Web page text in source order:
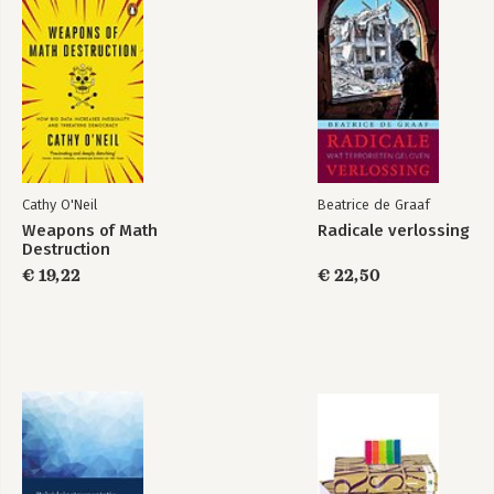
1.11 Tot slot 36
2 Begripsanalyse integriteit 39
A.W. Musschenga
2.1 De actualiteit van integriteit 39
2.2 Dimensies van integriteit 40
2.3 Het belang van integriteit 41
2.4 Typologie van integriteit 42
2.5 Integriteit en de geïntegreerde persoonlijkheid 43
2.6 Het profiel van een integer iemand 45
2.7 Integriteit en (niet-)integer gedrag 46
2.8 Integriteit, afhankelijkheid en macht 46
2.10 Bestrijding van niet-integer gedrag en bevordering van
3.1 Inleiding: wat is eigenlijk het probleem? 55
3.2 Wat is/wat betekent ‘integriteit’? 57
3.3 Deugden 60
3.4 Integriteit als deugd 63
3.5 Oefenen 66
Cathy O'Neil
Weapons of Math
Destruction
€ 19,22
Beatrice de Graaf
Radicale verlossing
€ 22,50